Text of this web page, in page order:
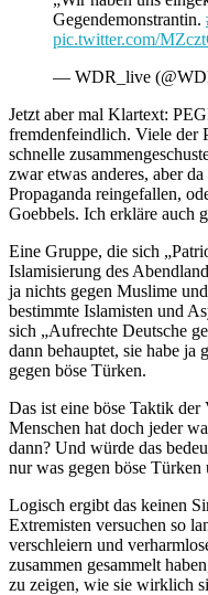
Gegendemonstrantin.
pic.twitter.com/
— WDR_live
Jetzt aber mal Klartext:
fremdenfeindlich. Viele der
schnelle
zwar etwas anderes, aber
Propaganda reingefallen,
Goebbels. Ich erkläre auch
Eine Gruppe, die sich
Islamisierung des
ja nichts gegen Muslime
bestimmte Islamisten und
sich „Aufrechte Deutsche
dann behauptet, sie habe ja
gegen böse Türken.
Das ist eine böse Taktik der
Menschen hat doch jeder
dann? Und würde das
nur was gegen böse Türken
Logisch ergibt das keinen
Extremisten versuchen so
verschleiern und
zusammen gesammelt
zu zeigen, wie sie wirklich